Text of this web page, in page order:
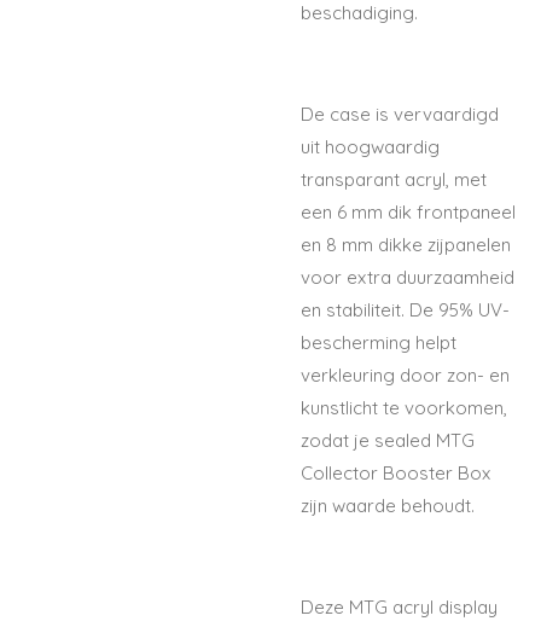
beschadiging.
De case is vervaardigd
uit hoogwaardig
transparant acryl, met
een 6 mm dik frontpaneel
en 8 mm dikke zijpanelen
voor extra duurzaamheid
en stabiliteit. De 95% UV-
bescherming helpt
verkleuring door zon- en
kunstlicht te voorkomen,
zodat je sealed MTG
Collector Booster Box
zijn waarde behoudt.
Deze MTG acryl display